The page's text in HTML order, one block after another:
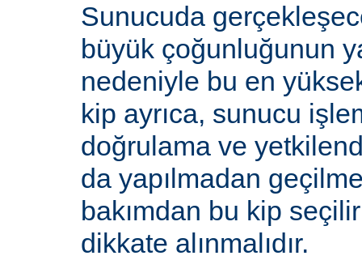
Sunucuda
büyük çoğunluğunun
nedeniyle bu en
kip ayrıca, sunucu
doğrulama ve
da yapılmadan
bakımdan bu kip
dikkate alınmalıdır.